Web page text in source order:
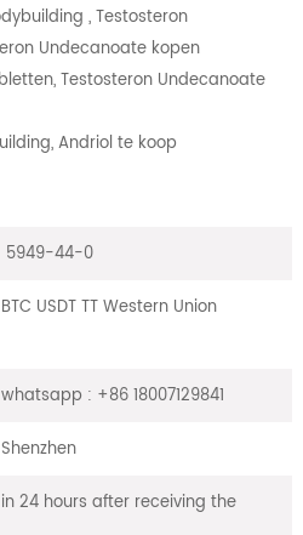
, Testosteron
Undecanoate kopen
Testosteron Undecanoate
Andriol te koop
5949-44-0
BTC USDT TT Western Union
whatsapp : +86 18007129841
Shenzhen
in 24 hours after receiving the